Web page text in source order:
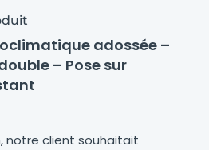
adossée –
– Pose sur
notre client souhaitait